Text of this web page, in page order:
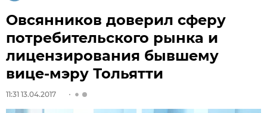
Овсянников доверил сферу
потребительского рынка и
лицензирования бывшему
вице-мэру Тольятти
11:31 13.04.2017